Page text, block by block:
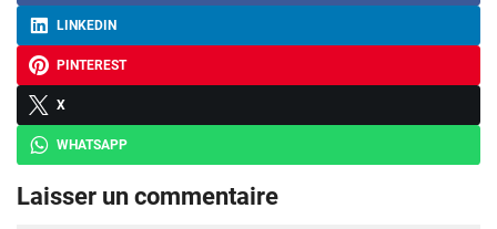
LINKEDIN
PINTEREST
X
WHATSAPP
Laisser un commentaire